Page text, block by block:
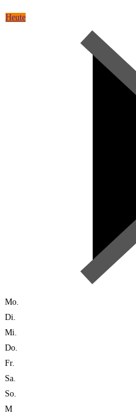
Heute
Mo.
Di.
Mi.
Do.
Fr.
Sa.
So.
M